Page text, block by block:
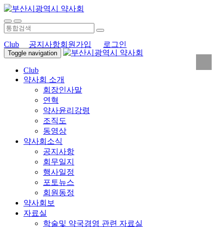
Club 공지사항회원가입 로그인
Toggle navigation
Club
약사회 소개
회장인사말
연혁
약사윤리강령
조직도
동영상
약사회소식
공지사항
회무일지
행사일정
포토뉴스
회원동정
약사회보
자료실
학술및 약국경영 관련 자료실